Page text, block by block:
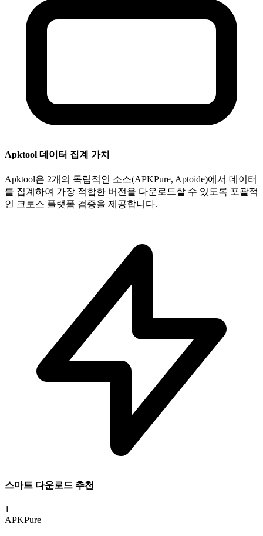
Apktool 데이터 집계 가치
Apktool은 2개의 독립적인 소스(APKPure, Aptoide)에서 데이터
를 집계하여 가장 적합한 버전을 다운로드할 수 있도록 포괄적
인 크로스 플랫폼 검증을 제공합니다.
스마트 다운로드 추천
1
APKPure